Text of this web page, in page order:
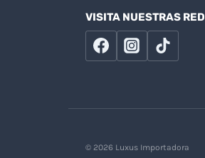
VISITA NUESTRAS
© 2026 Luxus Importadora